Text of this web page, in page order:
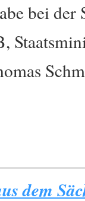
bei der
dem